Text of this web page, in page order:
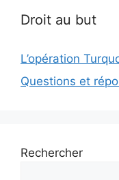
Droit au but
L’opération
Questions et
Rechercher